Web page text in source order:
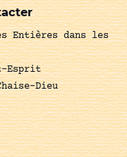
Entières dans les
Esprit
Dieu